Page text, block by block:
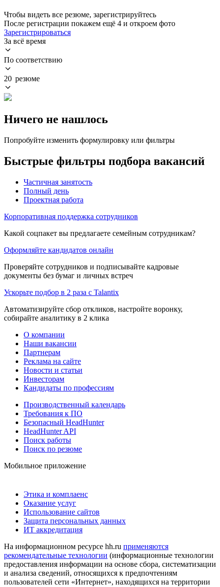
Чтобы видеть все резюме, зарегистрируйтесь
После регистрации покажем ещё 4 и откроем фото
Зарегистрироваться
За всё время
По соответствию
20 резюме
Ничего не нашлось
Попробуйте изменить формулировку или фильтры
Быстрые фильтры подбора вакансий
Частичная занятость
Полный день
Проектная работа
Корпоративная поддержка сотрудников
Какой соцпакет вы предлагаете семейным сотрудникам?
Оформляйте кандидатов онлайн
Проверяйте сотрудников и подписывайте кадровые
документы без бумаг и личных встреч
Ускорьте подбор в 2 раза с Talantix
Автоматизируйте сбор откликов, настройте воронку,
собирайте аналитику в 2 клика
О компании
Наши вакансии
Партнерам
Реклама на сайте
Новости и статьи
Инвесторам
Кандидаты по профессиям
Производственный календарь
Требования к ПО
Безопасный HeadHunter
HeadHunter API
Поиск работы
Поиск по резюме
Мобильное приложение
Этика и комплаенс
Оказание услуг
Использование сайтов
Защита персональных данных
ИТ аккредитация
На информационном ресурсе hh.ru применяются
рекомендательные технологии (информационные технологии
предоставления информации на основе сбора, систематизации
и анализа сведений, относящихся к предпочтениям
пользователей сети «Интернет», находящихся на территории